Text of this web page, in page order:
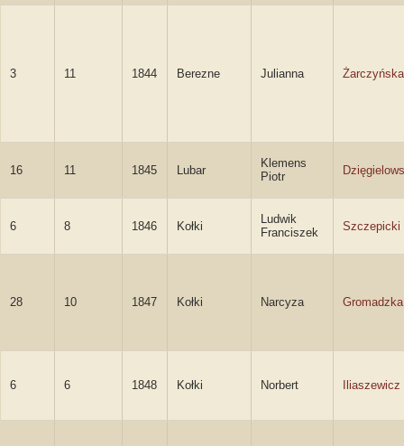
3 11 1844 Berezne Julianna Żarczyńska
16 11 1845 Lubar
Klemens
Piotr
6 8 1846 Kołki
Ludwik
Franciszek
Szczepicki
28 10 1847 Kołki Narcyza Gromadzka
6 6 1848 Kołki Norbert Iliaszewicz